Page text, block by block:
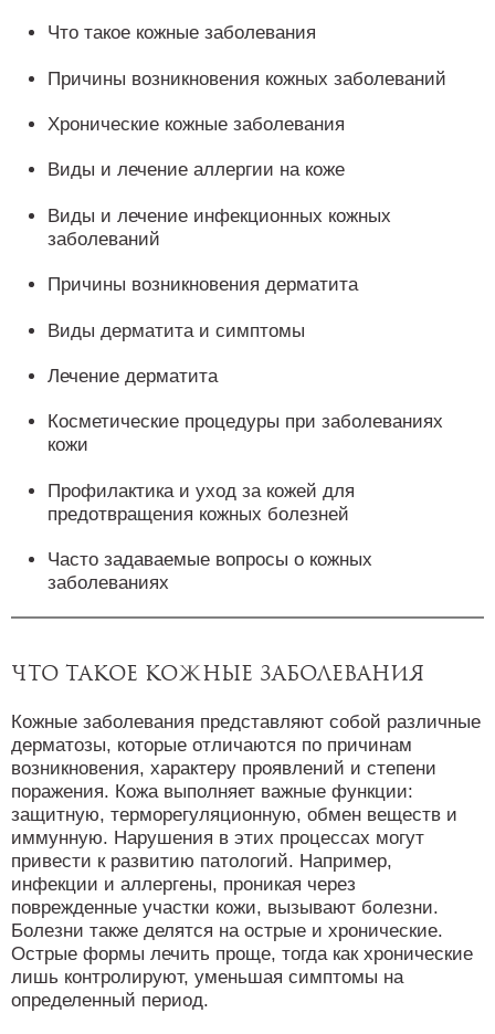
Что такое кожные заболевания
Причины возникновения кожных заболеваний
Хронические кожные заболевания
Виды и лечение аллергии на коже
Виды и лечение инфекционных кожных
заболеваний
Причины возникновения дерматита
Виды дерматита и симптомы
Лечение дерматита
Косметические процедуры при заболеваниях
кожи
Профилактика и уход за кожей для
предотвращения кожных болезней
Часто задаваемые вопросы о кожных
заболеваниях
Что такое кожные заболевания
Кожные заболевания представляют собой различные
дерматозы, которые отличаются по причинам
возникновения, характеру проявлений и степени
поражения. Кожа выполняет важные функции:
защитную, терморегуляционную, обмен веществ и
иммунную. Нарушения в этих процессах могут
привести к развитию патологий. Например,
инфекции и аллергены, проникая через
поврежденные участки кожи, вызывают болезни.
Болезни также делятся на острые и хронические.
Острые формы лечить проще, тогда как хронические
лишь контролируют, уменьшая симптомы на
определенный период.